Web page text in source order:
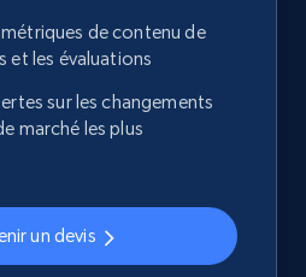
de contenu de
et les évaluations
sur les changements
marché les plus
un devis